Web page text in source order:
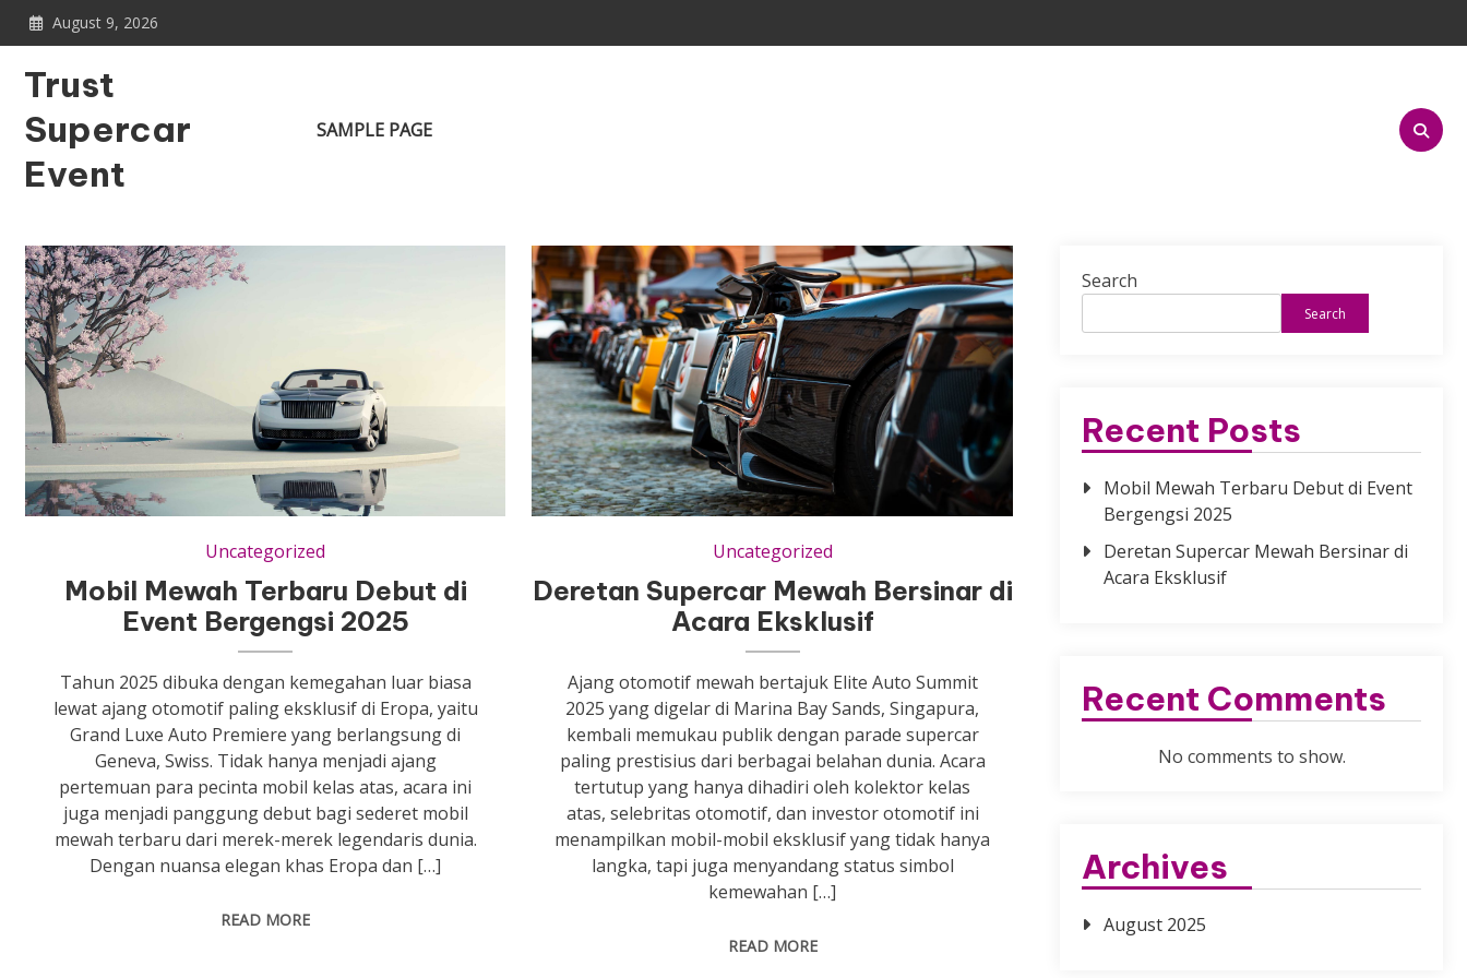
Skip
August 9, 2026
Trust
Supercar
Event
SAMPLE PAGE
Uncategorized
Mobil Mewah Terbaru Debut di
Event Bergengsi 2025
Tahun 2025 dibuka dengan kemegahan luar biasa
lewat ajang otomotif paling eksklusif di Eropa, yaitu
Grand Luxe Auto Premiere yang berlangsung di
Geneva, Swiss. Tidak hanya menjadi ajang
pertemuan para pecinta mobil kelas atas, acara ini
juga menjadi panggung debut bagi sederet mobil
mewah terbaru dari merek-merek legendaris dunia.
Dengan nuansa elegan khas Eropa dan […]
READ MORE
Uncategorized
Deretan Supercar Mewah Bersinar di
Acara Eksklusif
Ajang otomotif mewah bertajuk Elite Auto Summit
2025 yang digelar di Marina Bay Sands, Singapura,
kembali memukau publik dengan parade supercar
paling prestisius dari berbagai belahan dunia. Acara
tertutup yang hanya dihadiri oleh kolektor kelas
atas, selebritas otomotif, dan investor otomotif ini
menampilkan mobil-mobil eksklusif yang tidak hanya
langka, tapi juga menyandang status simbol
kemewahan […]
READ MORE
Search
Search
Recent Posts
Mobil Mewah Terbaru Debut di Event
Bergengsi 2025
Deretan Supercar Mewah Bersinar di
Acara Eksklusif
Recent Comments
No comments to show.
Archives
August 2025